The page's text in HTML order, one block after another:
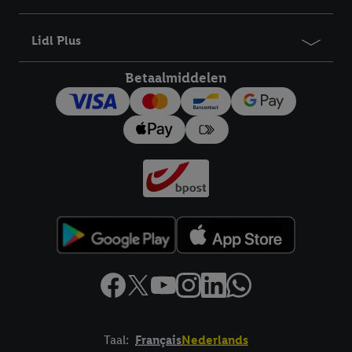
Lidl Plus
Betaalmiddelen
Taal: FrançaisNederlands
bewaartermijn van de gegevens en uw recht om uw
trekken, vindt u in onze